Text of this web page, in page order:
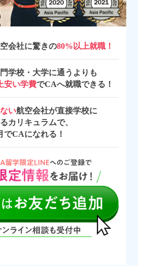
会社に驚きの80%以上就職！
学校・大学に通うよりも
安い学費でCAへ就職できる！
い航空会社が直接学校に
カリキュラムで、
でCAになれる！